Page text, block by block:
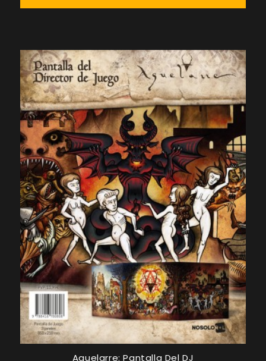
Aquelarre: Pantalla Del DJ